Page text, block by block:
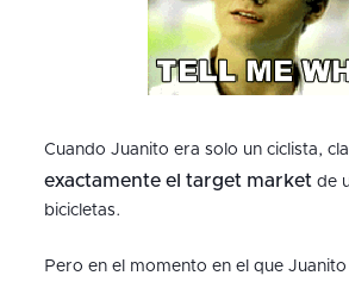
Cuando Juanito era solo un ciclista,
exactamente el target marketde
bicicletas.
Pero en el momento en el que